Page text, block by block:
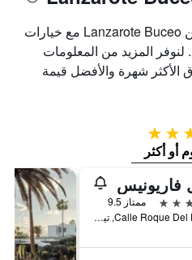
وجدنا الفنادق التالية بالقرب من Lanzarote Buceo مع خيارات
لنوفر المزيد من المعلومات
الأكثر شهرة والأفضل قيمة
4 نجوم
فاريونيس
ممتاز 9.5
Calle Roque Del Este, 1, تيياس, لنزاروته, أسبانيا